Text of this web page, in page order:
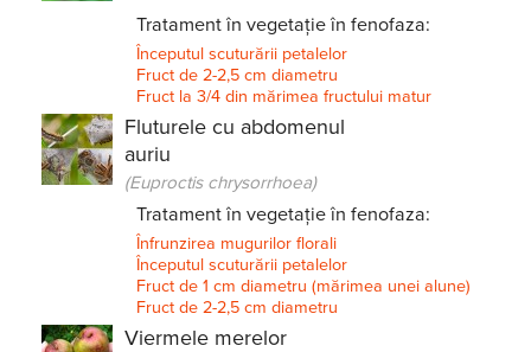
Tratament în vegetație în fenofaza:
Începutul scuturării petalelor
Fruct de 2-2,5 cm diametru
Fruct la 3/4 din mărimea fructului matur
Fluturele cu abdomenul
auriu
(Euproctis chrysorrhoea)
Tratament în vegetație în fenofaza:
Înfrunzirea mugurilor florali
Începutul scuturării petalelor
Fruct de 1 cm diametru (mărimea unei alune)
Fruct de 2-2,5 cm diametru
Viermele merelor